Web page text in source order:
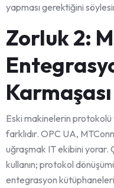
yapması gerektiğini
Zorluk 2:
Karmaşası
Eski makinelerin
farklıdır. OPC UA,
uğraşmak IT ekibini yorar.
kullanın; protokol
entegrasyon